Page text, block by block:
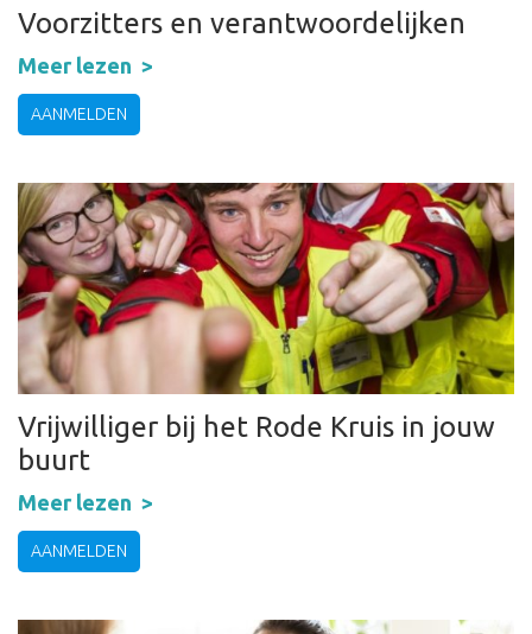
Voorzitters en verantwoordelijken
Meer lezen
AANMELDEN
Vrijwilliger bij het Rode Kruis in jouw
buurt
Meer lezen
AANMELDEN